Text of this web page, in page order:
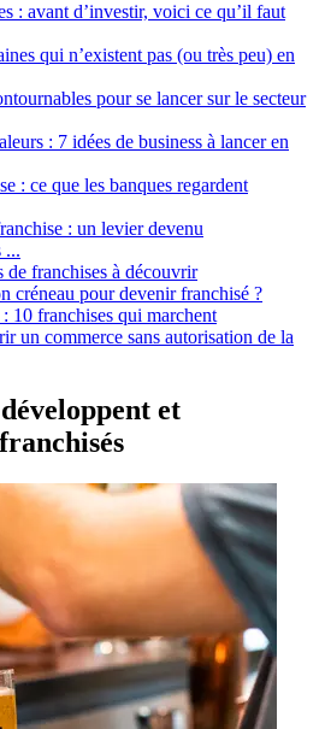
: avant d’investir, voici ce qu’il faut
qui n’existent pas (ou très peu) en
pour se lancer sur le secteur
: 7 idées de business à lancer en
: ce que les banques regardent
: un levier devenu
...
de franchises à découvrir
créneau pour devenir franchisé ?
10 franchises qui marchent
un commerce sans autorisation de la
développent et